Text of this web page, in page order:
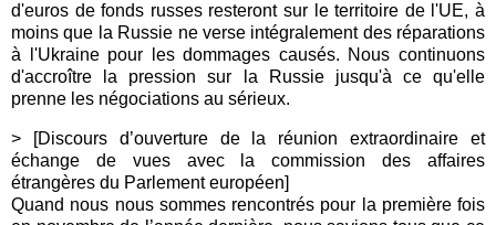
d'euros de fonds russes resteront sur le territoire de l'UE, à
moins que la Russie ne verse intégralement des réparations
à l'Ukraine pour les dommages causés. Nous continuons
d'accroître la pression sur la Russie jusqu'à ce qu'elle
prenne les négociations au sérieux.
> [Discours d’ouverture de la réunion extraordinaire et
échange de vues avec la commission des affaires
étrangères du Parlement européen]
Quand nous nous sommes rencontrés pour la première fois